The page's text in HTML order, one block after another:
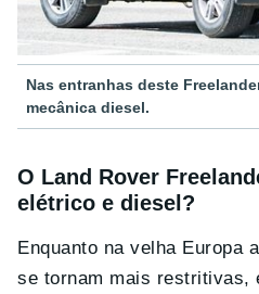
Nas entranhas deste
mecânica diesel.
O Land Rover
elétrico e diesel?
Enquanto na velha Europa
se tornam mais restritivas,